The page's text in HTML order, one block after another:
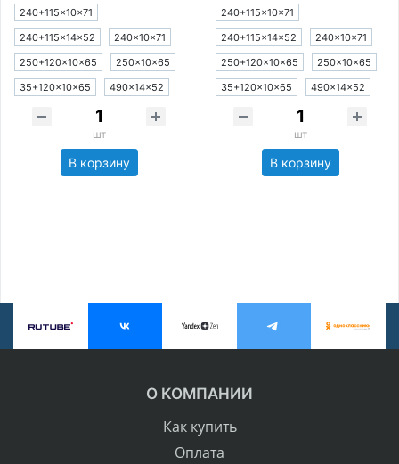
240+115×10×71
240+115×14×52
240×10×71
250+120×10×65
250×10×65
35+120×10×65
490×14×52
шт
В корзину
240+115×10×71
240+115×14×52
240×10×71
250+120×10×65
250×10×65
35+120×10×65
490×14×52
шт
В корзину
О КОМПАНИИ
Как купить
Оплата